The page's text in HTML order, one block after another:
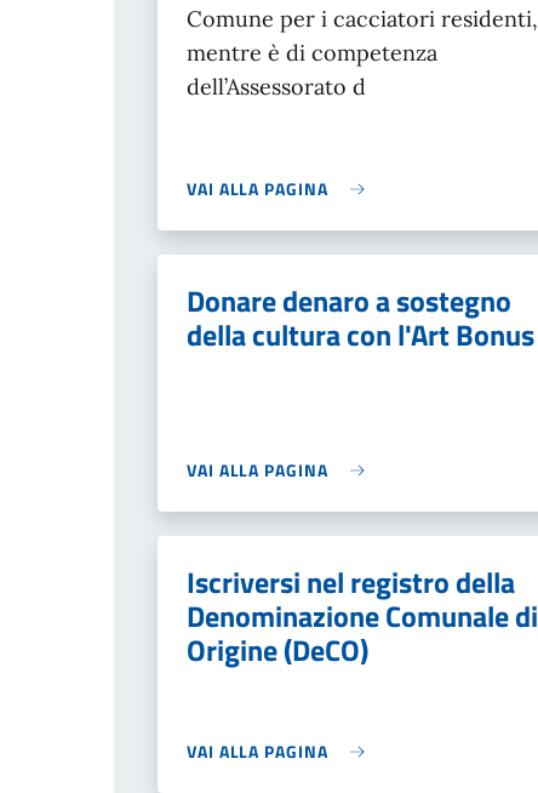
Comune per i cacciatori residenti,
mentre è di competenza
dell’Assessorato d
VAI ALLA PAGINA
Donare denaro a sostegno
della cultura con l'Art Bonus
VAI ALLA PAGINA
Iscriversi nel registro della
Denominazione Comunale di
Origine (DeCO)
VAI ALLA PAGINA